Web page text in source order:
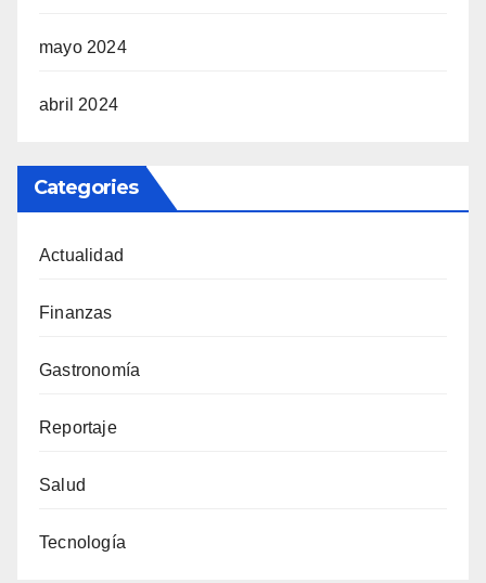
mayo 2024
abril 2024
Categories
Actualidad
Finanzas
Gastronomía
Reportaje
Salud
Tecnología